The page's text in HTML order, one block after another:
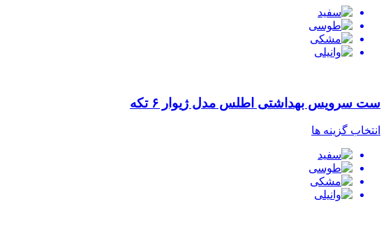
ست سرویس بهداشتی اطلس مدل ژیوار ۶ تکه
انتخاب گزینه ها